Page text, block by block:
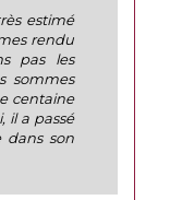
estimé
rendu
pas les
sommes
centaine
il a passé
dans son